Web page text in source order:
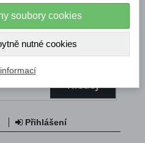
Hledej
Přihlášení
soubory cookies
nutné cookies